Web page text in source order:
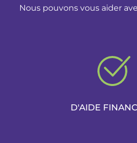
Nous pouvons vous aider
D'AIDE